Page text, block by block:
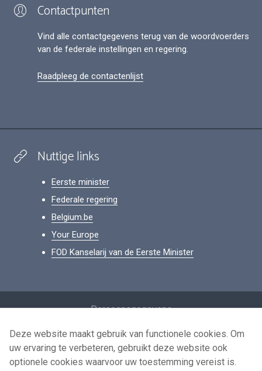
Contactpunten
Vind alle contactgegevens terug van de woordvoerders
van de federale instellingen en regering.
Raadpleeg de contactenlijst
Nuttige links
Eerste minister
Federale regering
Belgium.be
Your Europe
FOD Kanselarij van de Eerste Minister
Persoonsgegevens
Voorwaarden voor het hergebruik
Contacteer ons
Deze website maakt gebruik van functionele cookies. Om
uw ervaring te verbeteren, gebruikt deze website ook
optionele cookies waarvoor uw toestemming vereist is.